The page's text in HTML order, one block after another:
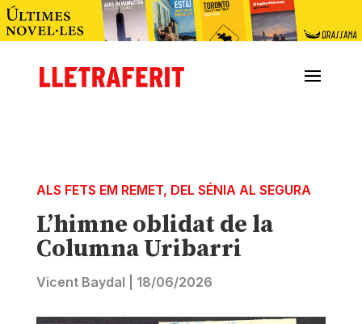
ALS FETS EM REMET, DEL SÉNIA AL SEGURA
L’himne oblidat de la
Columna Uribarri
Vicent Baydal 18/06/2026